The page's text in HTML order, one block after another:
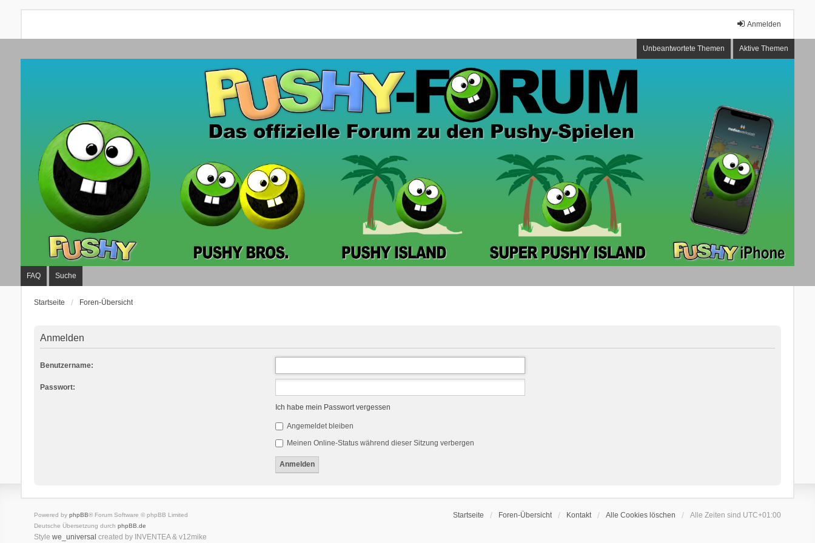
Anmelden
Unbeantwortete Themen Aktive Themen
FAQ Suche
Startseite Foren-Übersicht
Anmelden
Benutzername:
Passwort:
Ich habe mein Passwort vergessen
Angemeldet bleiben
Meinen Online-Status während dieser Sitzung verbergen
Startseite Foren-Übersicht Kontakt Alle Cookies löschen Alle Zeiten sind UTC+01:00
Powered by phpBB® Forum Software © phpBB Limited
Deutsche Übersetzung durch phpBB.de
Style we_universal created by INVENTEA & v12mike